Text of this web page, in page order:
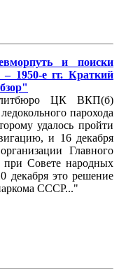
и поиски
1950-е гг. Краткий
ЦК ВКП(б)
парохода
удалось пройти
и 16 декабря
Главного
при Совете народных
декабря это решение
СССР..."